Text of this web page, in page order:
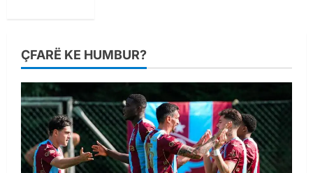
ÇFARË KE HUMBUR?